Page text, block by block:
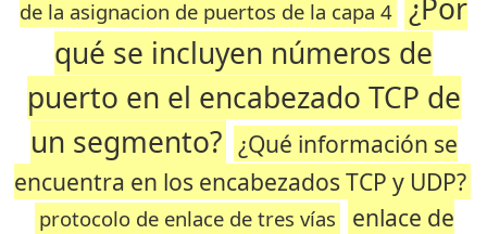
de la asignacion de puertos de la capa 4
¿Por
qué se incluyen números de
puerto en el encabezado TCP de
un segmento? ¿Qué información se
encuentra en los encabezados TCP y UDP?
protocolo de enlace de tres vías
enlace de